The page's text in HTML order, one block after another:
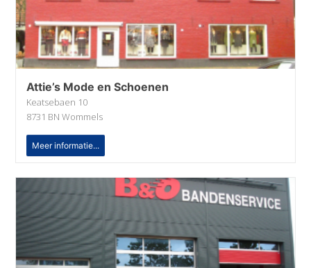
Attie’s Mode en Schoenen
Keatsebaen 10
8731 BN Wommels
Meer informatie...